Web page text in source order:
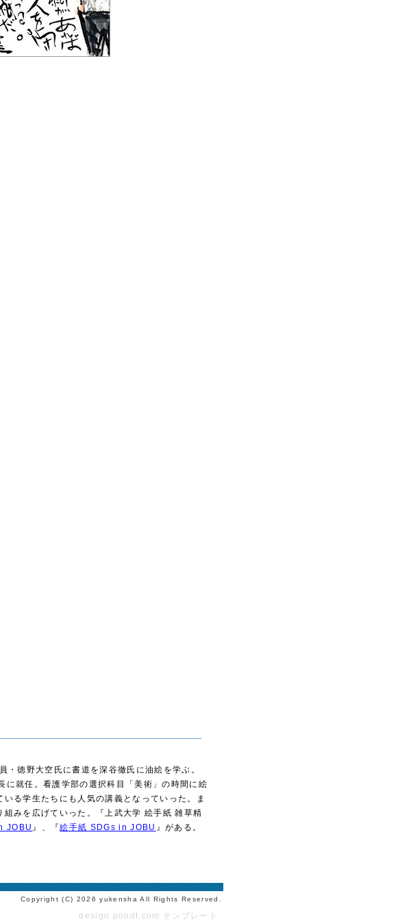
徳野大空氏に書道を深谷徹氏に油絵を学ぶ。
就任。看護学部の選択科目「美術」の時間に絵
る学生たちにも人気の講義となっていった。ま
みを広げていった。『上武大学 絵手紙 雑草精
JOBU 』、『絵手紙 SDGs in JOBU 』がある。
Copyright (C) 2026 yukensha All Rights Reserved.
design pondt.com テンプレート